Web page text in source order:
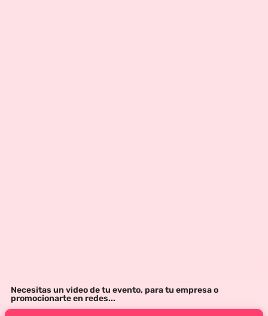
Necesitas un video de tu evento, para tu empresa o
promocionarte en redes...